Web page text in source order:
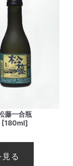
藤一合瓶
[180ml]
る